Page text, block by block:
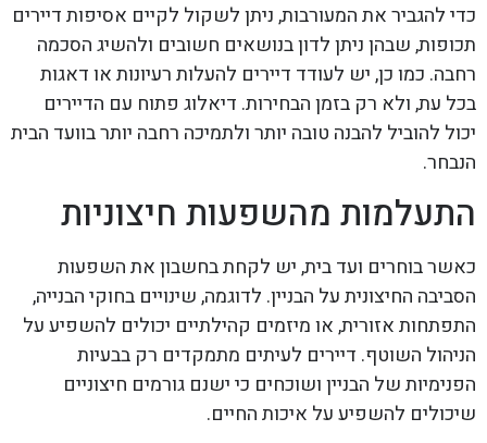
כדי להגביר את המעורבות, ניתן לשקול לקיים אסיפות דיירים
תכופות, שבהן ניתן לדון בנושאים חשובים ולהשיג הסכמה
רחבה. כמו כן, יש לעודד דיירים להעלות רעיונות או דאגות
בכל עת, ולא רק בזמן הבחירות. דיאלוג פתוח עם הדיירים
יכול להוביל להבנה טובה יותר ולתמיכה רחבה יותר בוועד הבית
הנבחר.
התעלמות מהשפעות חיצוניות
כאשר בוחרים ועד בית, יש לקחת בחשבון את השפעות
הסביבה החיצונית על הבניין. לדוגמה, שינויים בחוקי הבנייה,
התפתחות אזורית, או מיזמים קהילתיים יכולים להשפיע על
הניהול השוטף. דיירים לעיתים מתמקדים רק בבעיות
הפנימיות של הבניין ושוכחים כי ישנם גורמים חיצוניים
שיכולים להשפיע על איכות החיים.